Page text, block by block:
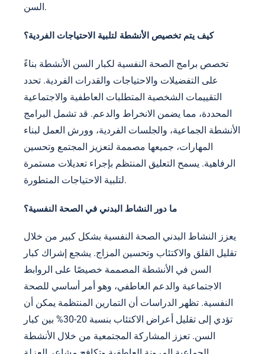
السن.
كيف يتم تخصيص الأنشطة لتلبية الاحتياجات الفردية؟
تخصص برامج الصحة النفسية لكبار السن الأنشطة بناءً
على التفضيلات والاحتياجات والقدرات الفردية. تحدد
التقييمات الشخصية المتطلبات العاطفية والاجتماعية
المحددة، مما يضمن الانخراط والدعم. قد تشمل البرامج
الأنشطة الجماعية، والجلسات الفردية، وورش العمل لبناء
المهارات، جميعها مصممة لتعزيز المجتمع وتحسين
الرفاهية. يسمح التعليق المنتظم بإجراء تعديلات مستمرة
لتلبية الاحتياجات المتطورة.
ما دور النشاط البدني في الصحة النفسية؟
يعزز النشاط البدني الصحة النفسية بشكل كبير من خلال
تقليل القلق والاكتئاب وتحسين المزاج. يشجع إشراك كبار
السن في الأنشطة المصممة خصيصًا على الروابط
الاجتماعية والدعم العاطفي، وهو أمر أساسي للصحة
النفسية. تظهر الدراسات أن التمارين المنتظمة يمكن أن
تؤدي إلى تقليل أعراض الاكتئاب بنسبة 20-30% بين كبار
السن. تعزز المشاركة المجتمعية من خلال الأنشطة